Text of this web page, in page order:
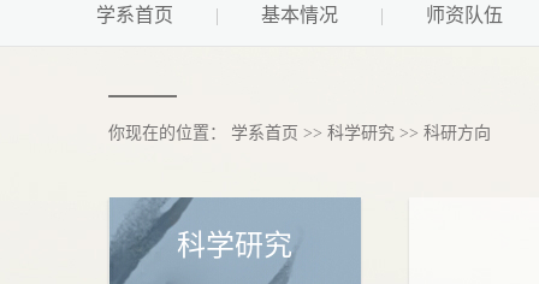
学系首页 | 基本情况 | 师资队伍
你现在的位置： 学系首页 >> 科学研究 >> 科研方向
科学研究